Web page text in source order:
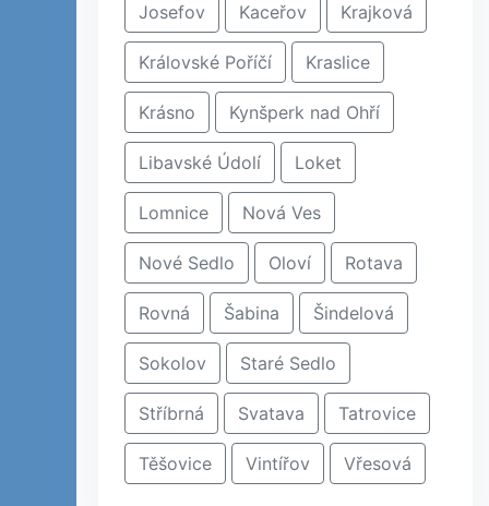
Josefov Kaceřov Krajková
Královské Poříčí Kraslice
Krásno Kynšperk nad Ohří
Libavské Údolí Loket
Lomnice Nová Ves
Nové Sedlo Oloví Rotava
Rovná Šabina Šindelová
Sokolov Staré Sedlo
Stříbrná Svatava Tatrovice
Těšovice Vintířov Vřesová